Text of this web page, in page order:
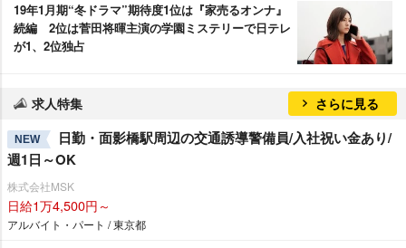
19年1月期“冬ドラマ”期待度1位は『家売るオンナ』
続編 2位は菅田将暉主演の学園ミステリーで日テレ
が1、2位独占
求人特集 さらに見る
NEW
日勤・面影橋駅周辺の交通誘導警備員/入社祝い金あり/
週1日～OK
株式会社MSK
日給1万4,500円～
アルバイト・パート / 東京都